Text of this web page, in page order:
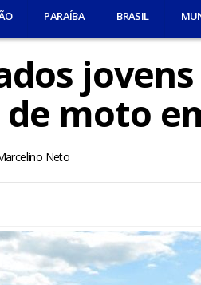
PARAÍBA BRASIL
moto
Neto